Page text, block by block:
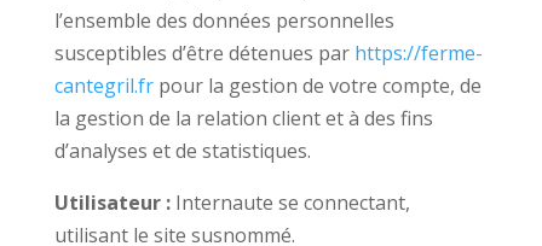
l’ensemble des données personnelles
susceptibles d’être détenues par https://ferme-
cantegril.frpour la gestion de votre compte, de
la gestion de la relation client et à des fins
d’analyses et de statistiques.
Utilisateur :Internaute se connectant,
utilisant le site susnommé.